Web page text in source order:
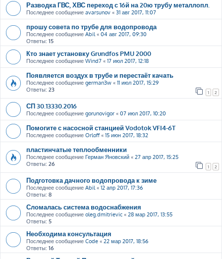
Разводка ГВС, ХВС переход с 16й на 20ю трубу металлопл.
Последнее сообщение avarsunov « 31 авг 2017, 11:07
прошу совета по трубе для водопровода
Последнее сообщение Abil« 04 авг 2017, 09:30
Ответы: 15
Кто знает установку Grundfos PMU 2000
Последнее сообщение Wind7 « 17 июл 2017, 12:18
Появляется воздух в трубе и перестаёт качать
Последнее сообщение german3w « 11 июл 2017, 15:29
Ответы: 23 1 2
СП 30.13330.2016
Последнее сообщение gorunovigor « 07 июл 2017, 10:20
Помогите с насосной станцией Vodotok VFI4-6T
Последнее сообщение Orloff« 15 июн 2017, 18:32
пластинчатые теплообменники
Последнее сообщение Герман Яновский « 27 апр 2017, 15:25
Ответы: 26 1 2
Подготовка дачного водопровода к зиме
Последнее сообщение Abil« 12 апр 2017, 17:36
Ответы: 8
Сломалась система водоснабжения
Последнее сообщение oleg.dmitrievic « 28 мар 2017, 13:55
Ответы: 5
Необходима консультация
Последнее сообщение Code « 22 мар 2017, 18:56
Ответы: 16